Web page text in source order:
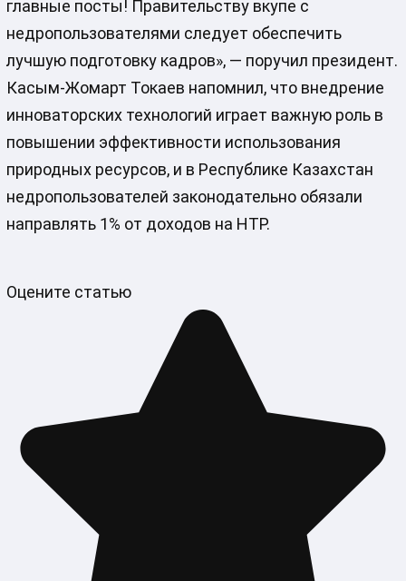
главные посты! Правительству вкупе с
недропользователями следует обеспечить
лучшую подготовку кадров», — поручил президент.
Касым-Жомарт Токаев напомнил, что внедрение
инноваторских технологий играет важную роль в
повышении эффективности использования
природных ресурсов, и в Республике Казахстан
недропользователей законодательно обязали
направлять 1% от доходов на НТР.
Оцените статью